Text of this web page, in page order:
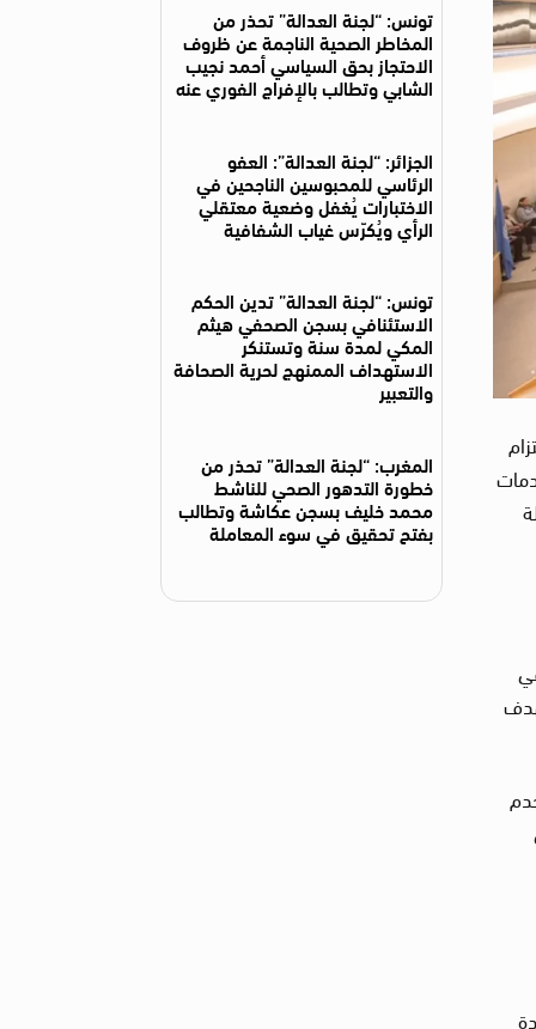
في عام 2021، وزيادة
تونس: “لجنة العدالة” تحذر من
المخاطر الصحية الناجمة عن ظروف
الاحتجاز بحق السياسي أحمد نجيب
الشابي وتطالب بالإفراج الفوري عنه
الجزائر: “لجنة العدالة”: العفو
الرئاسي للمحبوسين الناجحين في
الاختبارات يُغفل وضعية معتقلي
الرأي ويُكرّس غياب الشفافية
تونس: “لجنة العدالة” تدين الحكم
الاستئنافي بسجن الصحفي هيثم
المكي لمدة سنة وتستنكر
الاستهداف الممنهج لحرية الصحافة
والتعبير
المغرب: “لجنة العدالة” تحذر من
خطورة التدهور الصحي للناشط
محمد خليف بسجن عكاشة وتطالب
بفتح تحقيق في سوء المعاملة